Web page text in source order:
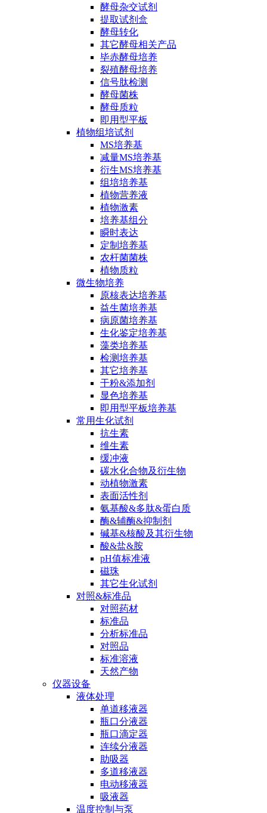
酵母杂交试剂
提取试剂盒
酵母转化
其它酵母相关产品
毕赤酵母培养
裂殖酵母培养
信号肽检测
酵母菌株
酵母质粒
即用型平板
植物组培试剂
MS培养基
减量MS培养基
衍生MS培养基
组培培养基
植物营养液
植物激素
培养基组分
瞬时表达
定制培养基
农杆菌菌株
植物质粒
微生物培养
原核表达培养基
益生菌培养基
病原菌培养基
生化鉴定培养基
藻类培养基
检测培养基
其它培养基
干粉&添加剂
显色培养基
即用型平板培养基
常用生化试剂
抗生素
维生素
缓冲液
碳水化合物及衍生物
动植物激素
表面活性剂
氨基酸&多肽&蛋白质
酶&辅酶&抑制剂
碱基&核酸及其衍生物
酸&盐&胺
pH值标准液
磁珠
其它生化试剂
对照&标准品
对照药材
标准品
分析标准品
对照品
标准溶液
天然产物
仪器设备
液体处理
单道移液器
瓶口分液器
瓶口滴定器
连续分液器
助吸器
多道移液器
电动移液器
吸液器
温度控制与泵